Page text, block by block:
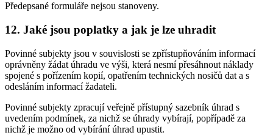
Předepsané formuláře nejsou stanoveny.
12. Jaké jsou poplatky a jak je lze uhradit
Povinné subjekty jsou v souvislosti se zpřístupňováním informací
oprávněny žádat úhradu ve výši, která nesmí přesáhnout náklady
spojené s pořízením kopií, opatřením technických nosičů dat a s
odesláním informací žadateli.
Povinné subjekty zpracují veřejně přístupný sazebník úhrad s
uvedením podmínek, za nichž se úhrady vybírají, popřípadě za
nichž je možno od vybírání úhrad upustit.